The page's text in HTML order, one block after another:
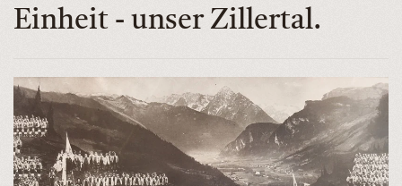
Einheit - unser Zillertal.